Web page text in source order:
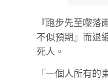
『跑步先至嚟落
不似預期』而退
死人。
「一個人所有